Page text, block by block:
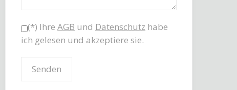
(*) Ihre AGB und Datenschutz habe
ich gelesen und akzeptiere sie.